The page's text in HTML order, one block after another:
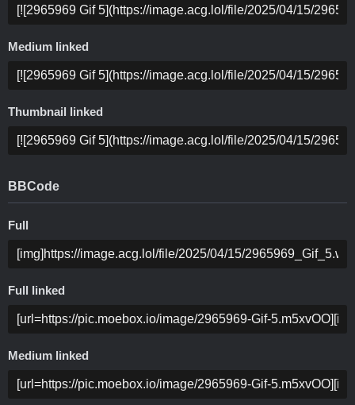
Medium linked
Thumbnail linked
BBCode
Full
Full linked
Medium linked